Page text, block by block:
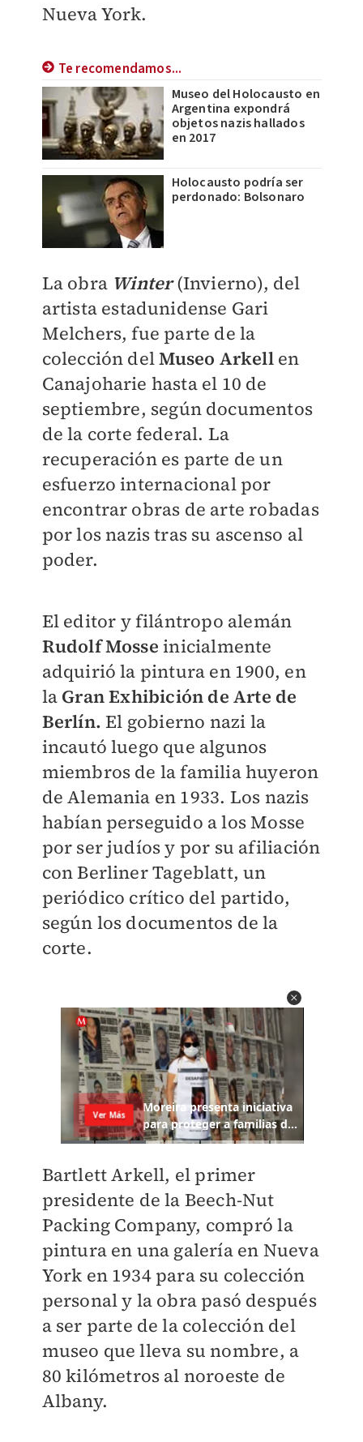
Nueva York.
Te recomendamos...
Museo del Holocausto en
Argentina expondrá
objetos nazis hallados
en 2017
Holocausto podría ser
perdonado: Bolsonaro
La obra Winter(Invierno), del
artista estadunidense Gari
Melchers, fue parte de la
colección delMuseo Arkell en
Canajoharie hasta el 10 de
septiembre, según documentos
de la corte federal. La
recuperación es parte de un
esfuerzo internacional por
encontrar obras de arte robadas
por los nazis tras su ascenso al
poder.
El editor y filántropo alemán
Rudolf Mosseinicialmente
adquirió la pintura en 1900, en
la Gran Exhibición de Arte de
Berlín.El gobierno nazi la
incautó luego que algunos
miembros de la familia huyeron
de Alemania en 1933. Los nazis
habían perseguido a los Mosse
por ser judíos y por su afiliación
con Berliner Tageblatt, un
periódico crítico del partido,
según los documentos de la
corte.
Bartlett Arkell, el primer
presidente de la Beech-Nut
Packing Company, compró la
pintura en una galería en Nueva
York en 1934 para su colección
personal y la obra pasó después
a ser parte de la colección del
museo que lleva su nombre, a
80 kilómetros al noroeste de
Albany.